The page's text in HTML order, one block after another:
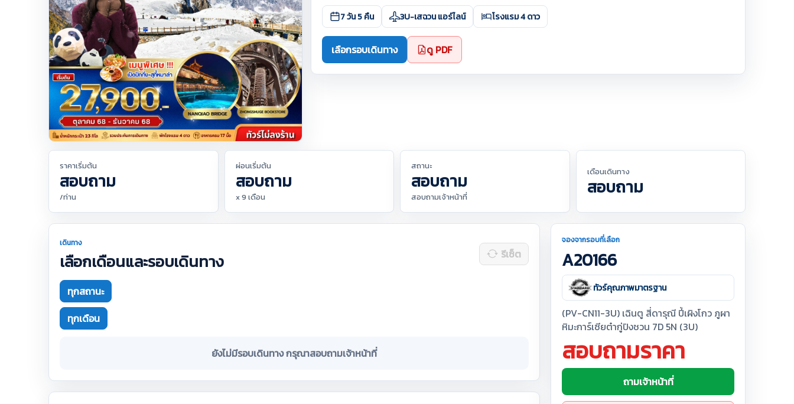
7 วัน 5 คืน 3U-เสฉวน แอร์ไลน์ โรงแรม 4 ดาว
เลือกรอบเดินทาง ดู PDF
ราคาเริ่มต้น
สอบถาม
/ท่าน
ผ่อนเริ่มต้น
สอบถาม
x 9 เดือน
สถานะ
สอบถาม
สอบถามเจ้าหน้าที่
เดือนเดินทาง
สอบถาม
เดินทาง
เลือกเดือนและรอบเดินทาง รีเซ็ต
ทุกสถานะ
ทุกเดือน
ยังไม่มีรอบเดินทาง กรุณาสอบถามเจ้าหน้าที่
จองจากรอบที่เลือก
A20166
ทัวร์คุณภาพมาตรฐาน
(PV-CN11-3U) เฉินตู สี่ดารุณี ปี้เผิงโกว ภูผา
หิมะการ์เซียต๋ากู่ปิงชวน 7D 5N (3U)
สอบถามราคา
ถามเจ้าหน้าที่